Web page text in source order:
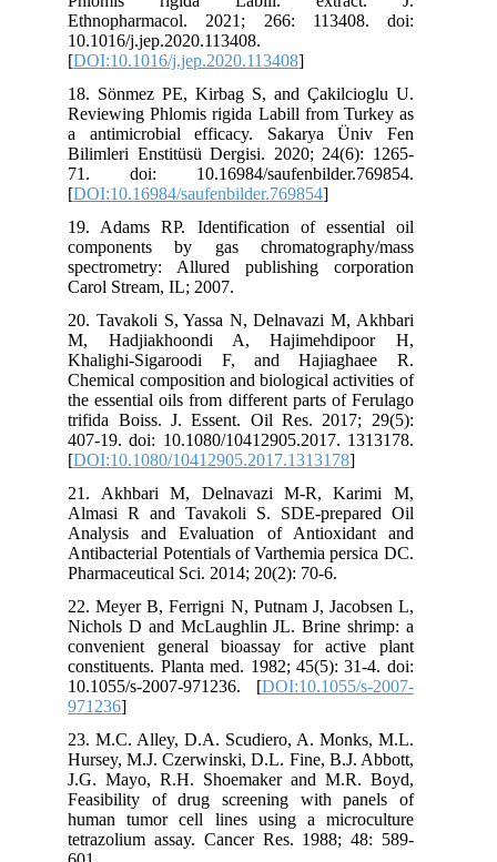
Ethnopharmacol. 2021; 266: 113408. doi:
10.1016/j.jep.2020.113408.
[DOI:10.1016/j.jep.2020.113408
18. Sönmez PE, Kirbag S, and Çakilcioglu U.
Reviewing Phlomis rigida Labill from Turkey as
a antimicrobial efficacy. Sakarya Üniv Fen
Bilimleri Enstitüsü Dergisi. 2020; 24(6): 1265-
71. doi: 10.16984/saufenbilder.769854.
[DOI:10.16984/saufenbilder.769854
19. Adams RP. Identification of essential oil
components by gas chromatography/mass
spectrometry: Allured publishing corporation
Carol Stream, IL; 2007.
20. Tavakoli S, Yassa N, Delnavazi M, Akhbari
M, Hadjiakhoondi A, Hajimehdipoor H,
Khalighi-Sigaroodi F, and Hajiaghaee R.
Chemical composition and biological activities of
the essential oils from different parts of Ferulago
trifida Boiss. J. Essent. Oil Res. 2017; 29(5):
407-19. doi: 10.1080/10412905.2017. 1313178.
[DOI:10.1080/10412905.2017.1313178
21. Akhbari M, Delnavazi M-R, Karimi M,
Almasi R and Tavakoli S. SDE-prepared Oil
Analysis and Evaluation of Antioxidant and
Antibacterial Potentials of Varthemia persica DC.
Pharmaceutical Sci. 2014; 20(2): 70-6.
22. Meyer B, Ferrigni N, Putnam J, Jacobsen L,
Nichols D and McLaughlin JL. Brine shrimp: a
convenient general bioassay for active plant
constituents. Planta med. 1982; 45(5): 31-4. doi:
10.1055/s-2007-971236. [DOI:10.1055/s-2007-
971236
23. M.C. Alley, D.A. Scudiero, A. Monks, M.L.
Hursey, M.J. Czerwinski, D.L. Fine, B.J. Abbott,
J.G. Mayo, R.H. Shoemaker and M.R. Boyd,
Feasibility of drug screening with panels of
human tumor cell lines using a microculture
tetrazolium assay. Cancer Res. 1988; 48: 589-